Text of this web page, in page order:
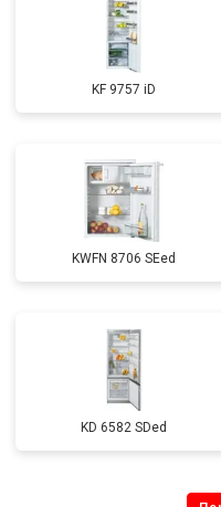
KF 9757 iD
KWFN 8706 SEed
KD 6582 SDed